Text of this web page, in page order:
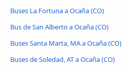
Buses La Fortuna a Ocaña (CO)
Bus de San Alberto a Ocaña (CO)
Buses Santa Marta, MA a Ocaña (CO)
Buses de Soledad, AT a Ocaña (CO)